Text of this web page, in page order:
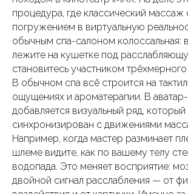
процедура, где классический массаж
погружением в виртуальную
обычным спа-салоном колоссальная:
лежите на кушетке под
становитесь участником
В обычном спа всё строится на
ощущениях и ароматерапии. В
добавляется визуальный ряд, который
синхронизирован с движениями
Например, когда мастер разминает
шлеме видите, как по вашему телу
водопада. Это меняет восприятие:
двойной сигнал расслабления — от